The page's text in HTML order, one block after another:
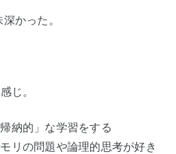
かった。
じ。
納的」な学習をする
リの問題や論理的思考が好き